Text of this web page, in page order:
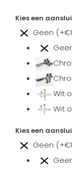
Kies een
Geen
Wit
Wit
Kies een
Geen